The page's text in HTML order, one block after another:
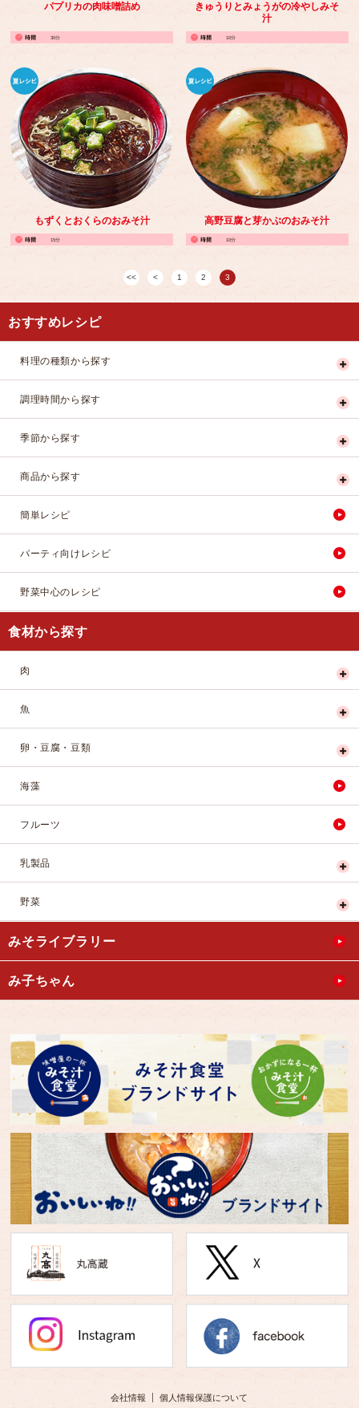
パプリカの肉味噌詰め
30分
きゅうりとみょうがの冷やしみそ
汁
10分
もずくとおくらのおみそ汁
15分
高野豆腐と芽かぶのおみそ汁
10分
1 2 3
おすすめレシピ
料理の種類から探す
調理時間から探す
季節から探す
商品から探す
簡単レシピ
パーティ向けレシピ
野菜中心のレシピ
食材から探す
肉
魚
卵・豆腐・豆類
海藻
フルーツ
乳製品
野菜
みそライブラリー
み子ちゃん
会社情報 個人情報保護について